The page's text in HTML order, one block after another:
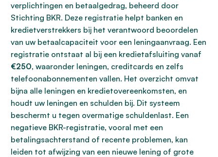
verplichtingen en betaalgedrag, beheerd door
Stichting BKR. Deze registratie helpt banken en
kredietverstrekkers bij het verantwoord beoordelen
van uw betaalcapaciteit voor een leningaanvraag. Een
registratie ontstaat al bij een kredietafsluiting vanaf
€250, waaronder leningen, creditcards en zelfs
telefoonabonnementen vallen. Het overzicht omvat
bijna alle leningen en kredietovereenkomsten, en
houdt uw leningen en schulden bij. Dit systeem
beschermt u tegen overmatige schuldenlast. Een
negatieve BKR-registratie, vooral met een
betalingsachterstand of recente problemen, kan
leiden tot afwijzing van een nieuwe lening of grote